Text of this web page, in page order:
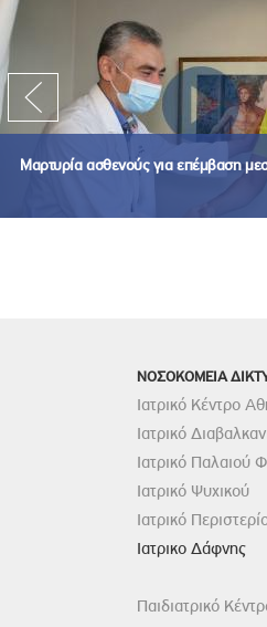
Μαρτυρία ασθενούς για επέμβαση
ΝΟΣΟΚΟΜΕΙΑ
Ιατρικό Κέντρο
Ιατρικό
Ιατρικό Παλαιού
Ιατρικό Ψυχικού
Ιατρικό
Ιατρικο Δάφνης
Παιδιατρικό